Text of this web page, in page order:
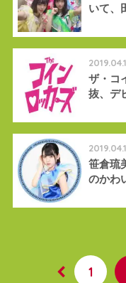
いて、
ザ・コ
抜、デ
笹倉琉
のかわ
1